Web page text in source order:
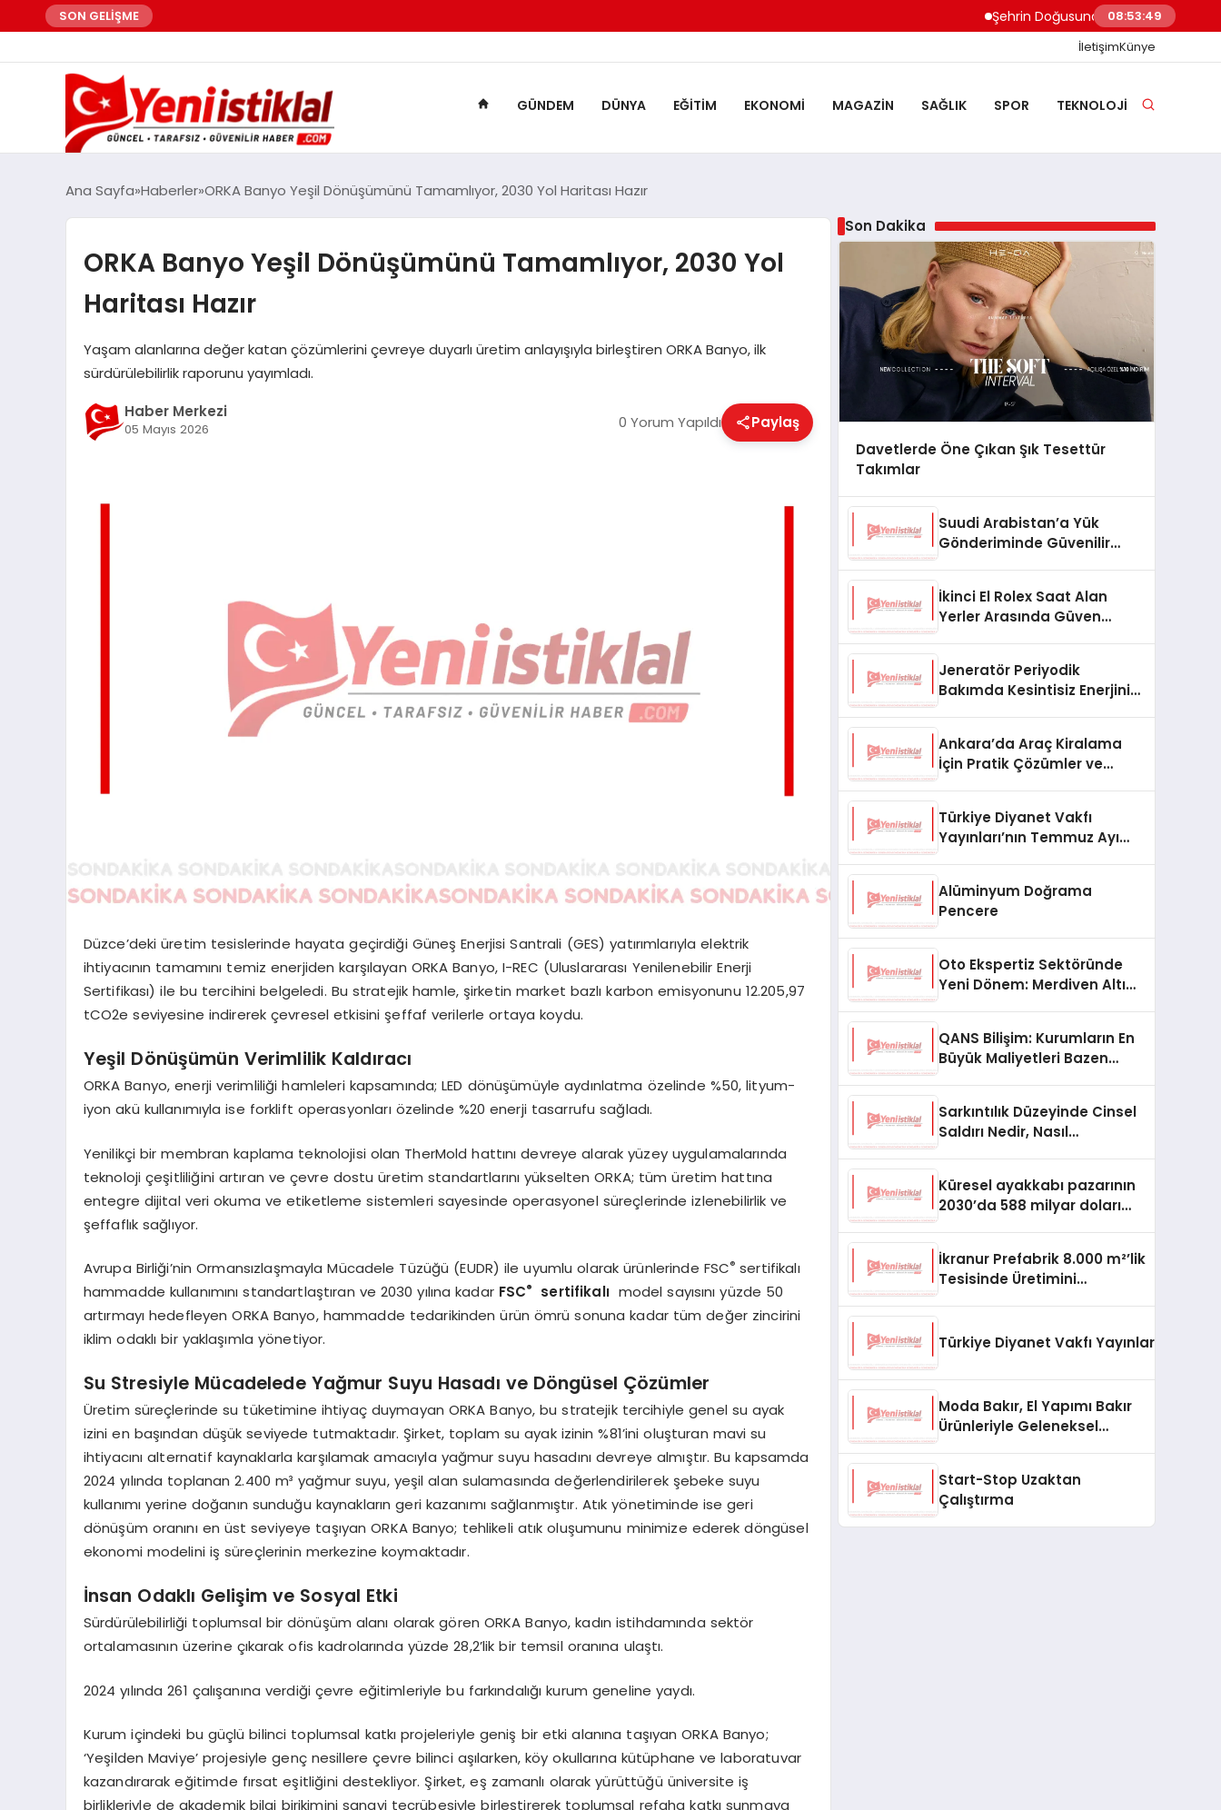
SON GELİŞME Şehrin Doğusundan Boğaz Kıyılarına Ev
08:53:50
İletişimKünye
GÜNDEM DÜNYA EĞITIM EKONOMI MAGAZIN SAĞLIK SPOR TEKNOLOJI
Ana Sayfa Haberler ORKA Banyo Yeşil Dönüşümünü Tamamlıyor, 2030 Yol Haritası Hazır
ORKA Banyo Yeşil Dönüşümünü Tamamlıyor, 2030 Yol
Haritası Hazır
Yaşam alanlarına değer katan çözümlerini çevreye duyarlı üretim anlayışıyla birleştiren ORKA Banyo, ilk
sürdürülebilirlik raporunu yayımladı.
Haber Merkezi
05 Mayıs 2026 0 Yorum Yapıldı Paylaş
Düzce’deki üretim tesislerinde hayata geçirdiği Güneş Enerjisi Santrali (GES) yatırımlarıyla elektrik
ihtiyacının tamamını temiz enerjiden karşılayan ORKA Banyo, I-REC (Uluslararası Yenilenebilir Enerji
Sertifikası) ile bu tercihini belgeledi. Bu stratejik hamle, şirketin market bazlı karbon emisyonunu 12.205,97
tCO2e seviyesine indirerek çevresel etkisini şeffaf verilerle ortaya koydu.
Yeşil Dönüşümün Verimlilik Kaldıracı
ORKA Banyo, enerji verimliliği hamleleri kapsamında; LED dönüşümüyle aydınlatma özelinde %50, lityum-
iyon akü kullanımıyla ise forklift operasyonları özelinde %20 enerji tasarrufu sağladı.
Yenilikçi bir membran kaplama teknolojisi olan TherMold hattını devreye alarak yüzey uygulamalarında
teknoloji çeşitliliğini artıran ve çevre dostu üretim standartlarını yükselten ORKA; tüm üretim hattına
entegre dijital veri okuma ve etiketleme sistemleri sayesinde operasyonel süreçlerinde izlenebilirlik ve
şeffaflık sağlıyor.
Avrupa Birliği’nin Ormansızlaşmayla Mücadele Tüzüğü (EUDR) ile uyumlu olarak ürünlerinde FSC®sertifikalı
hammadde kullanımını standartlaştıran ve 2030 yılına kadar FSC® sertifikalımodel sayısını yüzde 50
artırmayı hedefleyen ORKA Banyo, hammadde tedarikinden ürün ömrü sonuna kadar tüm değer zincirini
iklim odaklı bir yaklaşımla yönetiyor.
Su Stresiyle Mücadelede Yağmur Suyu Hasadı ve Döngüsel Çözümler
Üretim süreçlerinde su tüketimine ihtiyaç duymayan ORKA Banyo, bu stratejik tercihiyle genel su ayak
izini en başından düşük seviyede tutmaktadır. Şirket, toplam su ayak izinin %81’ini oluşturan mavi su
ihtiyacını alternatif kaynaklarla karşılamak amacıyla yağmur suyu hasadını devreye almıştır. Bu kapsamda
2024 yılında toplanan 2.400 m³ yağmur suyu, yeşil alan sulamasında değerlendirilerek şebeke suyu
kullanımı yerine doğanın sunduğu kaynakların geri kazanımı sağlanmıştır. Atık yönetiminde ise geri
dönüşüm oranını en üst seviyeye taşıyan ORKA Banyo; tehlikeli atık oluşumunu minimize ederek döngüsel
ekonomi modelini iş süreçlerinin merkezine koymaktadır.
İnsan Odaklı Gelişim ve Sosyal Etki
Sürdürülebilirliği toplumsal bir dönüşüm alanı olarak gören ORKA Banyo, kadın istihdamında sektör
ortalamasının üzerine çıkarak ofis kadrolarında yüzde 28,2’lik bir temsil oranına ulaştı.
2024 yılında 261 çalışanına verdiği çevre eğitimleriyle bu farkındalığı kurum geneline yaydı.
Kurum içindeki bu güçlü bilinci toplumsal katkı projeleriyle geniş bir etki alanına taşıyan ORKA Banyo;
‘Yeşilden Maviye’ projesiyle genç nesillere çevre bilinci aşılarken, köy okullarına kütüphane ve laboratuvar
kazandırarak eğitimde fırsat eşitliğini destekliyor. Şirket, eş zamanlı olarak yürüttüğü üniversite iş
birlikleriyle de akademik bilgi birikimini sanayi tecrübesiyle birleştirerek toplumsal refaha katkı sunmaya
Son Dakika
Davetlerde Öne Çıkan Şık Tesettür
Takımlar
Suudi Arabistan’a Yük
Gönderiminde Güvenilir
İkinci El Rolex Saat Alan
Yerler Arasında Güven
Jeneratör Periyodik
Bakımda Kesintisiz Enerjinin
Ankara’da Araç Kiralama
İçin Pratik Çözümler ve
Türkiye Diyanet Vakfı
Yayınları’nın Temmuz Ayı
Alüminyum Doğrama
Pencere
Oto Ekspertiz Sektöründe
Yeni Dönem: Merdiven Altı
QANS Bilişim: Kurumların En
Büyük Maliyetleri Bazen
Sarkıntılık Düzeyinde Cinsel
Saldırı Nedir, Nasıl
Küresel ayakkabı pazarının
2030’da 588 milyar doları
İkranur Prefabrik 8.000 m²’lik
Tesisinde Üretimini
Türkiye Diyanet Vakfı Yayınları, Yeni
Moda Bakır, El Yapımı Bakır
Ürünleriyle Geleneksel
Start-Stop Uzaktan
Çalıştırma